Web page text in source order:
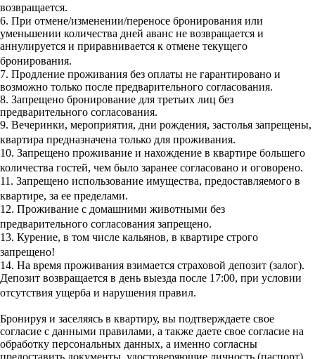
возвращается.
6. При отмене/изменении/переносе бронирования или
уменьшении количества дней аванс не возвращается и
аннулируется и приравнивается к отмене текущего
бронирования.
7. Продление проживания без оплаты не гарантировано и
возможно только после предварительного согласования.
8. Запрещено бронирование для третьих лиц без
предварительного согласования.
9. Вечеринки, мероприятия, дни рождения, застолья запрещены,
квартира предназначена только для проживания.
10. Запрещено проживание и нахождение в квартире большего
количества гостей, чем было заранее согласовано и оговорено.
11. Запрещено использование имущества, предоставляемого в
квартире, за ее пределами.
12. Проживание с домашними животными без
предварительного согласования запрещено.
13. Курение, в том числе кальянов, в квартире строго
запрещено!
14. На время проживания взимается страховой депозит (залог).
Депозит возвращается в день выезда после 17:00, при условии
отсутствия ущерба и нарушения правил.
Бронируя и заселяясь в квартиру, вы подтверждаете свое
согласие с данными правилами, а также даете свое согласие на
обработку персональных данных, а именно согласны
предоставить документы, удостоверяющие личность (паспорт)